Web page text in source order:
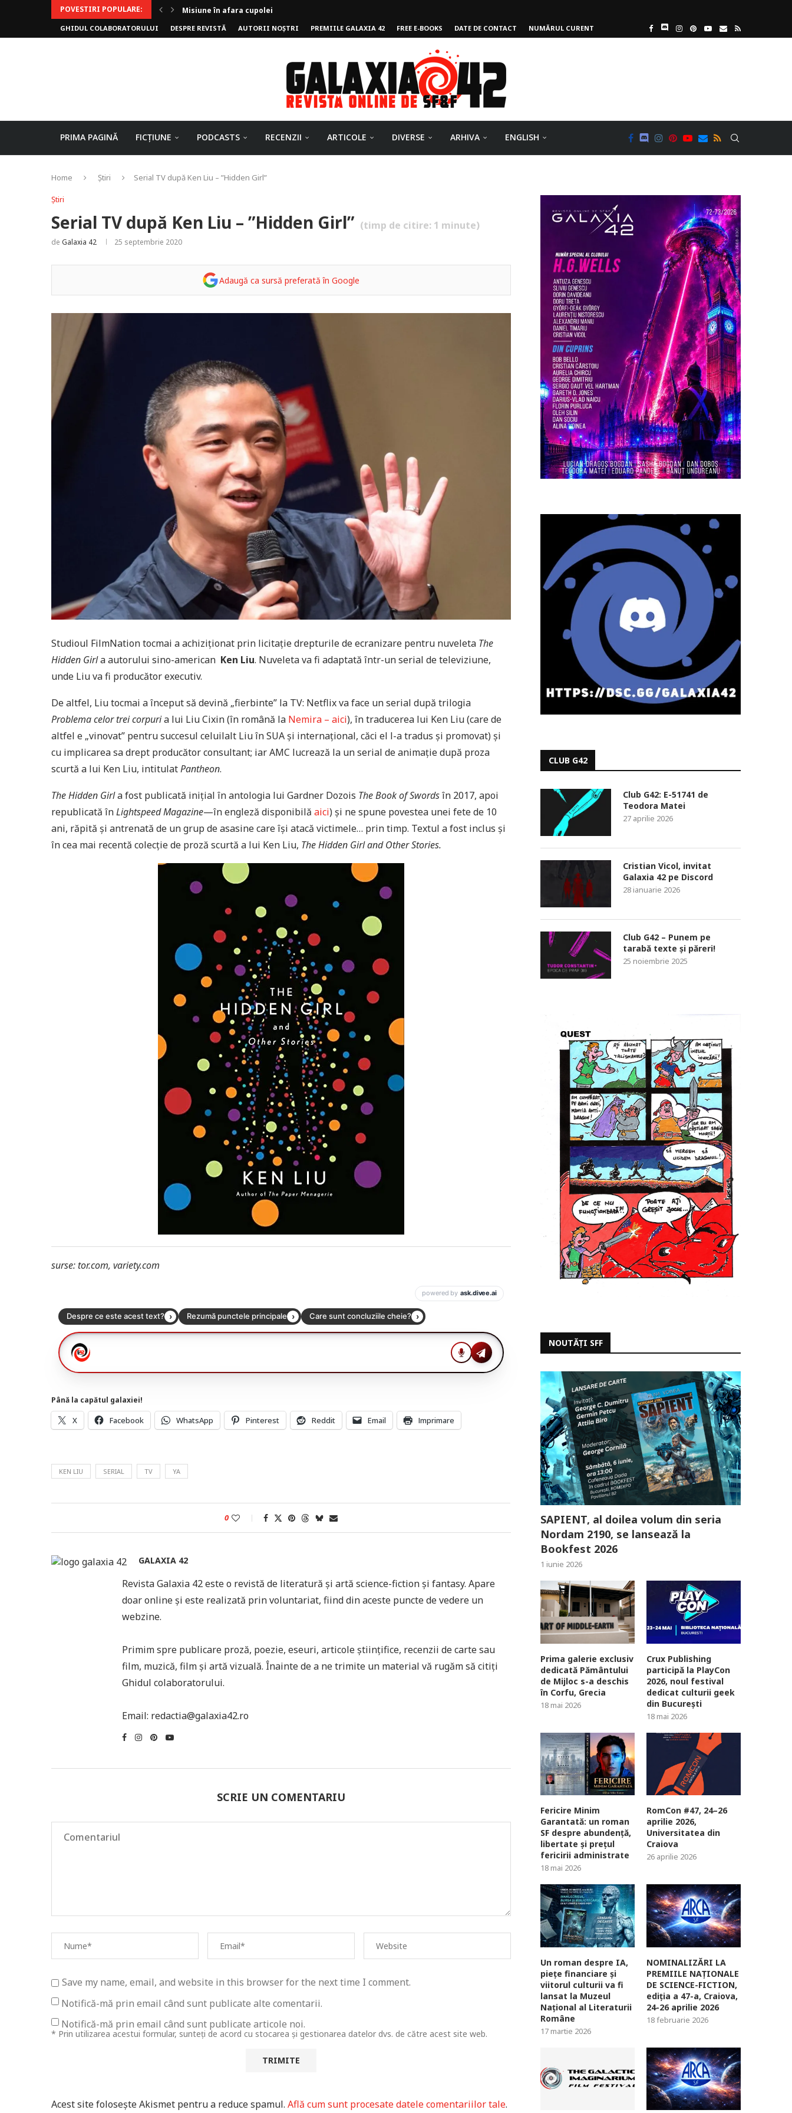
POVESTIRI POPULARE:
Invoker (video)
Alergarea de seară
Biblioteca lui Pavel
Rejuvenare
Falia
Arhivele Dincolo-Timpului
Axa lui Heron
Jumătatea goală
GHIDUL COLABORATORULUI DESPRE REVISTĂ AUTORII NOȘTRI PREMIILE GALAXIA 42 FREE E-BOOKS DATE DE CONTACT NUMĂRUL CURENT
PRIMA PAGINĂ FICȚIUNE PODCASTS RECENZII ARTICOLE DIVERSE ARHIVA ENGLISH
Home Știri Serial TV după Ken Liu – ”Hidden Girl”
Știri
Serial TV după Ken Liu – ”Hidden Girl” (timp de citire: 1 minute)
de Galaxia 42 25 septembrie 2020
Adaugă ca sursă preferată în Google
Studioul FilmNation tocmai a achiziționat prin licitație drepturile de ecranizare pentru nuveleta The
Hidden Girla autorului sino-american Ken Liu. Nuveleta va fi adaptată într-un serial de televiziune,
unde Liu va fi producător executiv.
De altfel, Liu tocmai a început să devină „fierbinte” la TV: Netflix va face un serial după trilogia
Problema celor trei corpuria lui Liu Cixin (în română la Nemira – aici), în traducerea lui Ken Liu (care de
altfel e „vinovat” pentru succesul celuilalt Liu în SUA și internațional, căci el l-a tradus și promovat) și
cu implicarea sa drept producător consultant; iar AMC lucrează la un serial de animație după proza
scurtă a lui Ken Liu, intitulatPantheon.
The Hidden Girla fost publicată inițial în antologia lui Gardner Dozois The Book of Swordsîn 2017, apoi
republicată înLightspeed Magazine—în engleză disponibilă aici) și ne spune povestea unei fete de 10
ani, răpită și antrenată de un grup de asasine care își atacă victimele… prin timp. Textul a fost inclus și
în cea mai recentă colecție de proză scurtă a lui Ken Liu, The Hidden Girl and Other Stories.
surse: tor.com, variety.com
Până la capătul galaxiei!
X Facebook WhatsApp Pinterest Reddit Email Imprimare
KEN LIU SERIAL TV YA
0
GALAXIA 42
Revista Galaxia 42 este o revistă de literatură și artă science-fiction și fantasy. Apare
doar online și este realizată prin voluntariat, fiind din aceste puncte de vedere un
webzine.
Primim spre publicare proză, poezie, eseuri, articole științifice, recenzii de carte sau
film, muzică, film și artă vizuală. Înainte de a ne trimite un material vă rugăm să citiți
Ghidul colaboratorului.
Email: redactia@galaxia42.ro
SCRIE UN COMENTARIU
Save my name, email, and website in this browser for the next time I comment.
Notifică-mă prin email când sunt publicate alte comentarii.
Notifică-mă prin email când sunt publicate articole noi.
* Prin utilizarea acestui formular, sunteți de acord cu stocarea și gestionarea datelor dvs. de către acest site web.
Acest site folosește Akismet pentru a reduce spamul. Află cum sunt procesate datele comentariilor tale.
CLUB G42
Club G42: E-51741 de
Teodora Matei
27 aprilie 2026
Cristian Vicol, invitat
Galaxia 42 pe Discord
28 ianuarie 2026
Club G42 – Punem pe
tarabă texte și păreri!
25 noiembrie 2025
NOUTĂȚI SFF
SAPIENT, al doilea volum din seria
Nordam 2190, se lansează la
Bookfest 2026
1 iunie 2026
Prima galerie exclusiv
dedicată Pământului
de Mijloc s-a deschis
în Corfu, Grecia
18 mai 2026
Crux Publishing
participă la PlayCon
2026, noul festival
dedicat culturii geek
din București
18 mai 2026
Fericire Minim
Garantată: un roman
SF despre abundență,
libertate și prețul
fericirii administrate
18 mai 2026
RomCon #47, 24–26
aprilie 2026,
Universitatea din
Craiova
26 aprilie 2026
Un roman despre IA,
piețe financiare și
viitorul culturii va fi
lansat la Muzeul
Național al Literaturii
Române
17 martie 2026
NOMINALIZĂRI LA
PREMIILE NAȚIONALE
DE SCIENCE-FICTION,
ediția a 47-a, Craiova,
24-26 aprilie 2026
18 februarie 2026